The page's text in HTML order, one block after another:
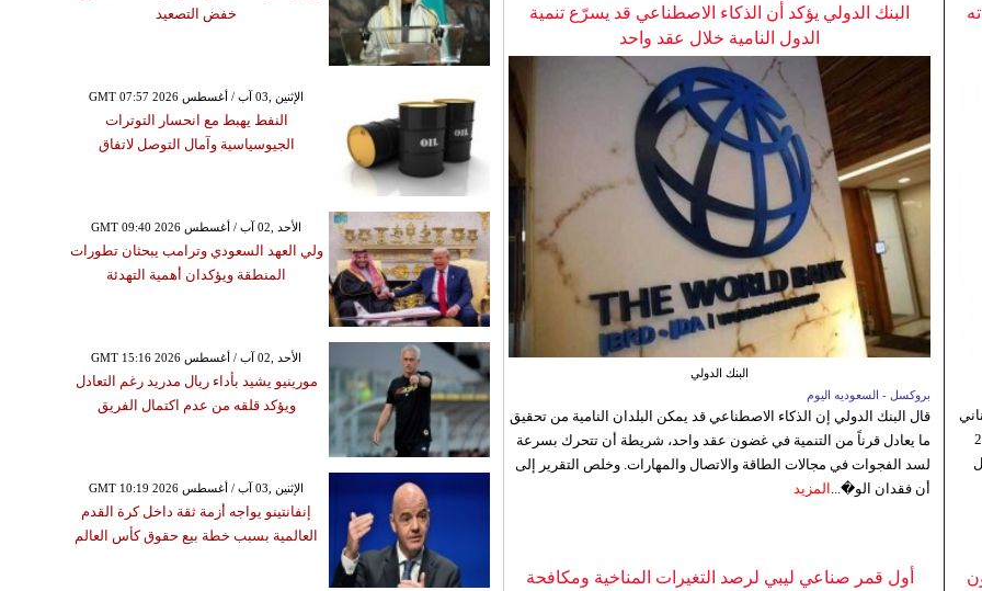
البنك الدولي يؤكد أن الذكاء الاصطناعي قد يسرّع تنمية
الدول النامية خلال عقد واحد
البنك الدولي
بروكسل - السعوديه اليوم
قال البنك الدولي إن الذكاء الاصطناعي قد يمكن البلدان النامية من تحقيق
ما يعادل قرناً من التنمية في غضون عقد واحد، شريطة أن تتحرك بسرعة
لسد الفجوات في مجالات الطاقة والاتصال والمهارات. وخلص التقرير إلى
أن فقدان الو�... المزيد
آب الجاري، إلى 23
أول قمر صناعي ليبي لرصد التغيرات المناخية ومكافحة
خفض التصعيد
GMT 07:57 2026 الإثنين ,03 آب / أغسطس
النفط يهبط مع انحسار التوترات
الجيوسياسية وآمال التوصل لاتفاق
GMT 09:40 2026 الأحد ,02 آب / أغسطس
ولي العهد السعودي وترامب يبحثان تطورات
المنطقة ويؤكدان أهمية التهدئة
GMT 15:16 2026 الأحد ,02 آب / أغسطس
مورينيو يشيد بأداء ريال مدريد رغم التعادل
ويؤكد قلقه من عدم اكتمال الفريق
GMT 10:19 2026 الإثنين ,03 آب / أغسطس
إنفانتينو يواجه أزمة ثقة داخل كرة القدم
العالمية بسبب خطة بيع حقوق كأس العالم